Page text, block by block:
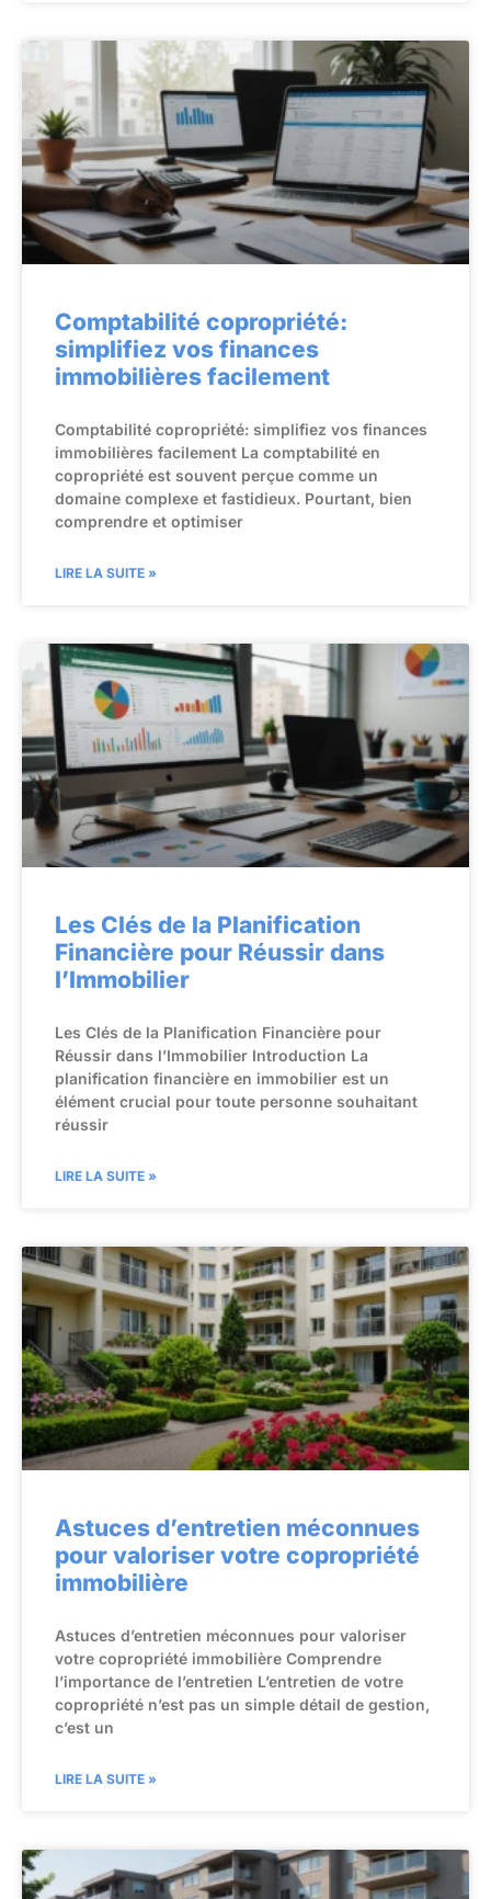
Comptabilité copropriété:
simplifiez vos finances
immobilières facilement
Comptabilité copropriété: simplifiez vos finances
immobilières facilement La comptabilité en
copropriété est souvent perçue comme un
domaine complexe et fastidieux. Pourtant, bien
comprendre et optimiser
LIRE LA SUITE »
Les Clés de la Planification
Financière pour Réussir dans
l’Immobilier
Les Clés de la Planification Financière pour
Réussir dans l’Immobilier Introduction La
planification financière en immobilier est un
élément crucial pour toute personne souhaitant
réussir
LIRE LA SUITE »
Astuces d’entretien méconnues
pour valoriser votre copropriété
immobilière
Astuces d’entretien méconnues pour valoriser
votre copropriété immobilière Comprendre
l’importance de l’entretien L’entretien de votre
copropriété n’est pas un simple détail de gestion,
c’est un
LIRE LA SUITE »